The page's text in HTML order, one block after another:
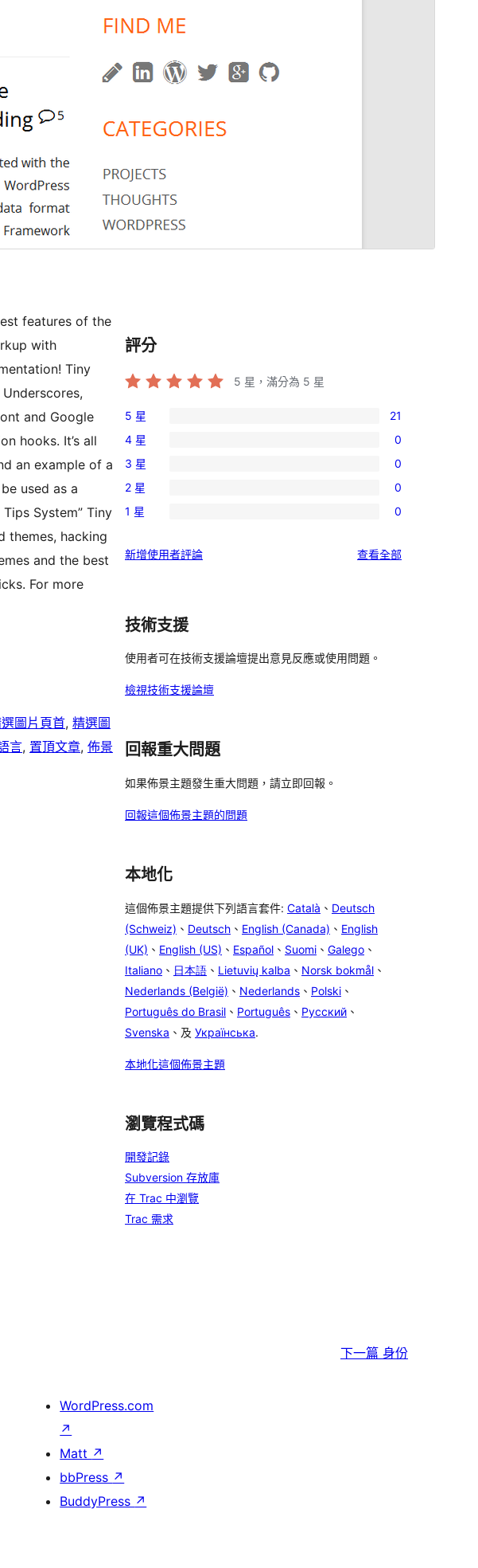
features of the
with
Tiny
and Google
hooks. It’s all
an example of a
used as a
System” Tiny
themes, hacking
and the best
For more
圖片頁首, 精選圖
言, 置頂文章, 佈景
評分
5 星，滿分為 5 星
21
個
5
星
使
者
5 星 21
0
個
4
星
用
論
4 星 0
0
個
3
使
評
3 星 0
0
個
星
者
論
2 星 0
0
1
用
評
論
1 星 0
新增使用者評論 查看全部使
技術支援
使用者可在技術支援論壇提出意見反應或使用問題。
檢視技術支援論壇
回報重大問題
如果佈景主題發生重大問題，請立即回報。
回報這個佈景主題的問題
本地化
這個佈景主題提供下列語言套件: Català 、 Deutsch
(Schweiz) 、 Deutsch 、 English (Canada) 、 English
(UK) 、 English (US) 、 Español 、 Suomi 、 Galego 、
Italiano 、 日本語 、 Lietuvių kalba 、 Norsk bokmål 、
Nederlands (België) 、 Nederlands 、 Polski 、
Português do Brasil 、 Português 、 Русский 、
Svenska 、及 Українська.
本地化這個佈景主題
瀏覽程式碼
開發記錄
Subversion 存放庫
在 Trac 中瀏覽
Trac 需求
下一篇 身份
WordPress.com
↗
Matt ↗
bbPress ↗
BuddyPress ↗